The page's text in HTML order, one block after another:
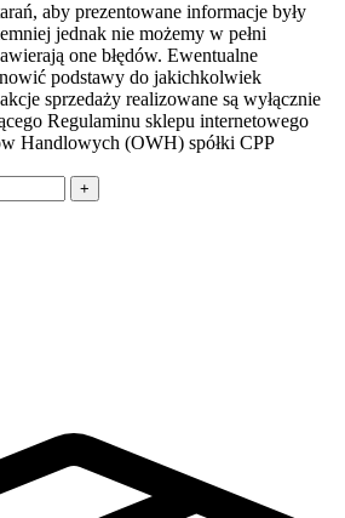
aby prezentowane informacje były
jednak nie możemy w pełni
one błędów. Ewentualne
podstawy do jakichkolwiek
sprzedaży realizowane są wyłącznie
Regulaminu sklepu internetowego
Handlowych (OWH) spółki CPP
+